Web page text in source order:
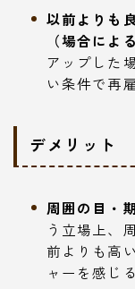
以前よりも
（場合によ
アップした
い条件で再
デメリット
周囲の目・
う立場上、
前よりも高
ャーを感じ